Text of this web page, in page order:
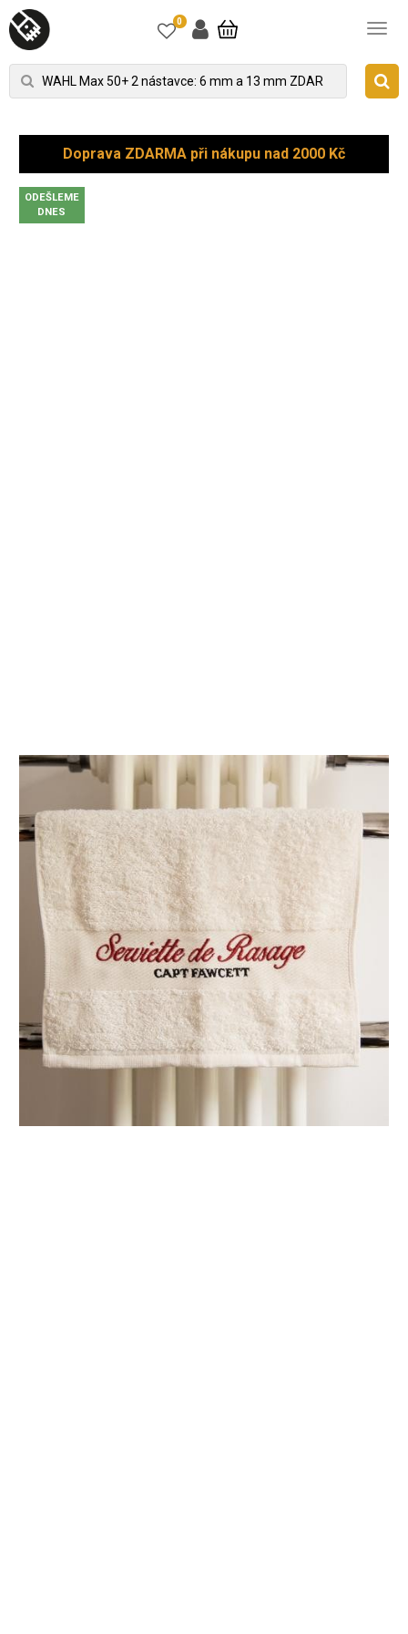
0
Doprava ZDARMA při nákupu nad 2000 Kč
ODEŠLEME
DNES